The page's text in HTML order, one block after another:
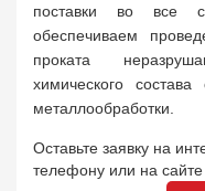
поставки во все
обеспечиваем
проката
химического
металлообработки.
Оставьте заявку на
телефону или на сайте